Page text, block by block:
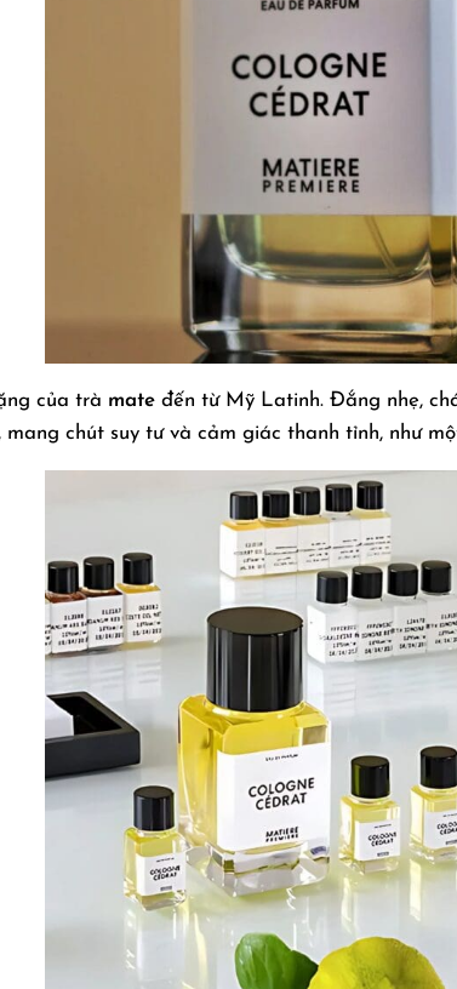
của trà mate đến từ Mỹ Latinh. Đắng nhẹ,
chút suy tư và cảm giác thanh tỉnh, như